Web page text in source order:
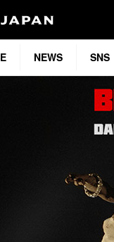
NEWS SNS